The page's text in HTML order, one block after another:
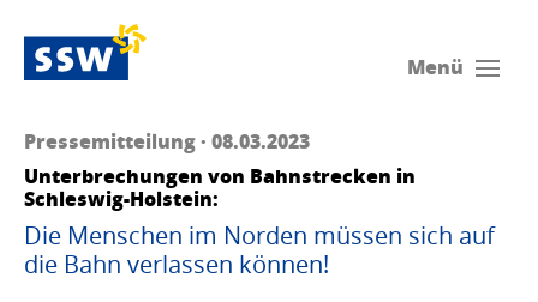
Menü
Pressemitteilung · 08.03.2023
Unterbrechungen von Bahnstrecken in
Schleswig-Holstein:
Die Menschen im Norden müssen sich auf
die Bahn verlassen können!